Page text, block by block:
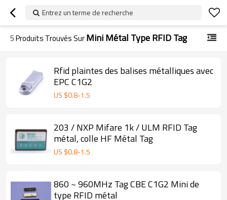
Entrez un terme de recherche
5Produits Trouvés SurMini Métal Type RFID Tag
Rfid plaintes des balises métalliques avec
EPC C1G2
US $0.8-1.5
203 / NXP Mifare 1k / ULM RFID Tag
métal, colle HF Métal Tag
US $0.8-1.5
860 ~ 960MHz Tag CBE C1G2 Mini de
type RFID métal